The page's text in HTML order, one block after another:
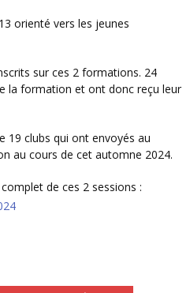
la formation et ont donc reçu leur
au cours de cet automne 2024.
de ces 2 sessions :